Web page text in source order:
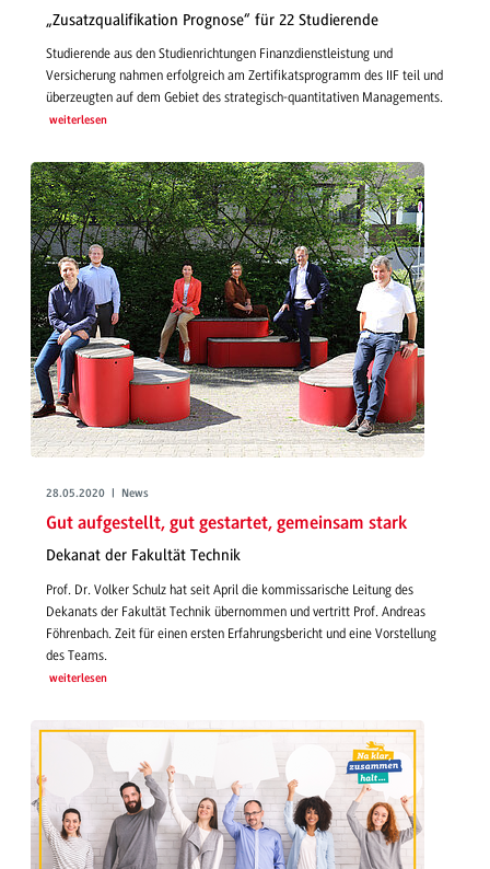
„Zusatzqualifikation Prognose“ für 22 Studierende
Studierende aus den Studienrichtungen Finanzdienstleistung und
Versicherung nahmen erfolgreich am Zertifikatsprogramm des IIF teil und
überzeugten auf dem Gebiet des strategisch-quantitativen Managements.
weiterlesen
28.05.2020 | News
Gut aufgestellt, gut gestartet, gemeinsam stark
Dekanat der Fakultät Technik
Prof. Dr. Volker Schulz hat seit April die kommissarische Leitung des
Dekanats der Fakultät Technik übernommen und vertritt Prof. Andreas
Föhrenbach. Zeit für einen ersten Erfahrungsbericht und eine Vorstellung
des Teams.
weiterlesen